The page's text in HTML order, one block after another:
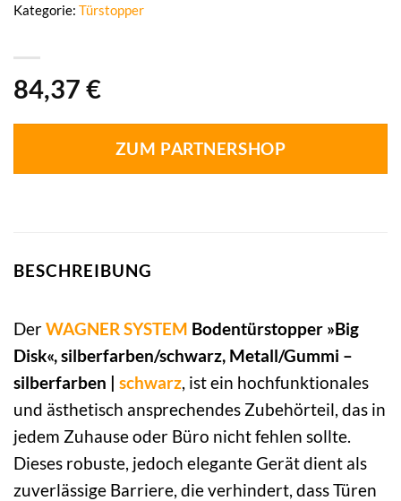
84,37 €
ZUM PARTNERSHOP
Kategorie: Türstopper
BESCHREIBUNG
DerWAGNER SYSTEM Bodentürstopper »Big
Disk«, silberfarben/schwarz, Metall/Gummi –
silberfarben | schwarz , ist ein hochfunktionales
und ästhetisch ansprechendes Zubehörteil, das in
jedem Zuhause oder Büro nicht fehlen sollte.
Dieses robuste, jedoch elegante Gerät dient als
zuverlässige Barriere, die verhindert, dass Türen